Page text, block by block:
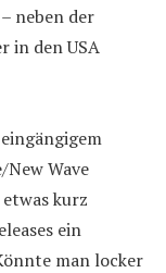
neben der
in den USA
Wave
kurz
ein
man locker